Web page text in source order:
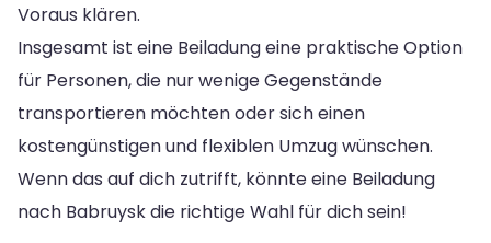
Voraus klären.
Insgesamt ist eine Beiladung eine praktische Option
für Personen, die nur wenige Gegenstände
transportieren möchten oder sich einen
kostengünstigen und flexiblen Umzug wünschen.
Wenn das auf dich zutrifft, könnte eine Beiladung
nach Babruysk die richtige Wahl für dich sein!